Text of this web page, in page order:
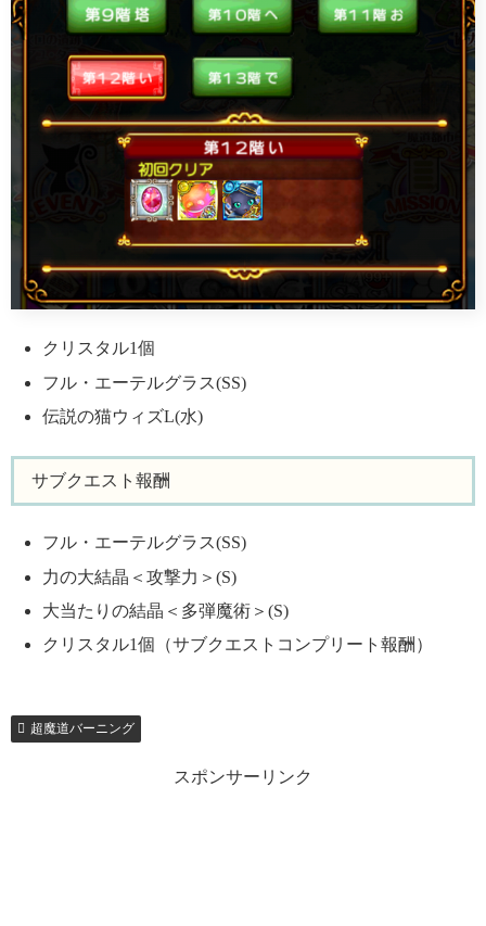
クリスタル1個
フル・エーテルグラス(SS)
伝説の猫ウィズL(水)
サブクエスト報酬
フル・エーテルグラス(SS)
力の大結晶＜攻撃力＞(S)
大当たりの結晶＜多弾魔術＞(S)
クリスタル1個（サブクエストコンプリート報酬）
超魔道バーニング
スポンサーリンク